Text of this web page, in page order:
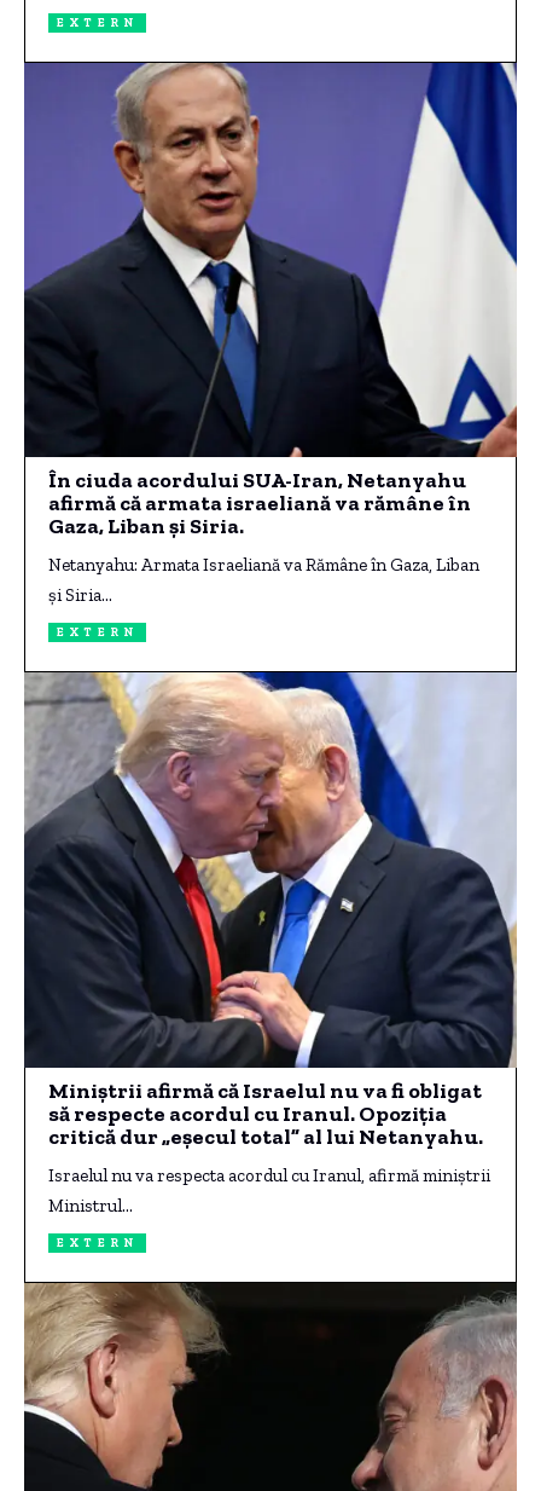
EXTERN
În ciuda acordului SUA-Iran, Netanyahu
afirmă că armata israeliană va rămâne în
Gaza, Liban și Siria.
Netanyahu: Armata Israeliană va Rămâne în Gaza, Liban
și Siria…
EXTERN
Miniștrii afirmă că Israelul nu va fi obligat
să respecte acordul cu Iranul. Opoziția
critică dur „eșecul total” al lui Netanyahu.
Israelul nu va respecta acordul cu Iranul, afirmă miniștrii
Ministrul…
EXTERN